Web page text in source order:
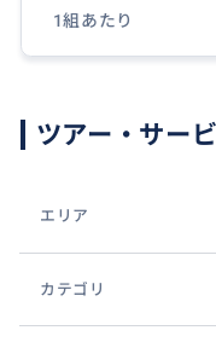
1組あたり
ツアー・サー
エリア
カテゴリ